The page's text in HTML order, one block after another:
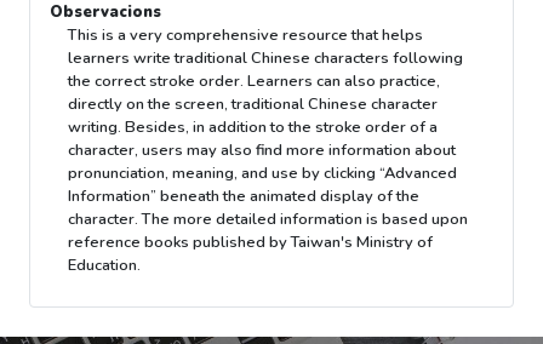
Observacions
This is a very comprehensive resource that helps
learners write traditional Chinese characters following
the correct stroke order. Learners can also practice,
directly on the screen, traditional Chinese character
writing. Besides, in addition to the stroke order of a
character, users may also find more information about
pronunciation, meaning, and use by clicking “Advanced
Information” beneath the animated display of the
character. The more detailed information is based upon
reference books published by Taiwan's Ministry of
Education.